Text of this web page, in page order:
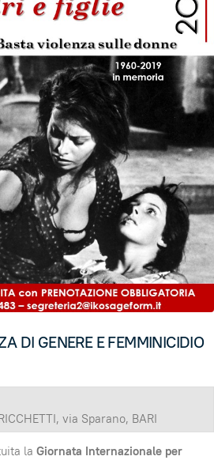
DI GENERE E FEMMINICIDIO
via Sparano, BARI
la Giornata Internazionale per